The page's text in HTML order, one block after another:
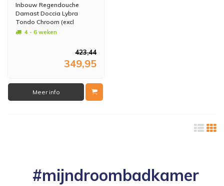
Inbouw Regendouche
Damast Doccia Lybra
Tondo Chroom (excl
Douchekraan)
4 - 6 weken
423,44
349,95
Meer info
#mijndroombadkamer